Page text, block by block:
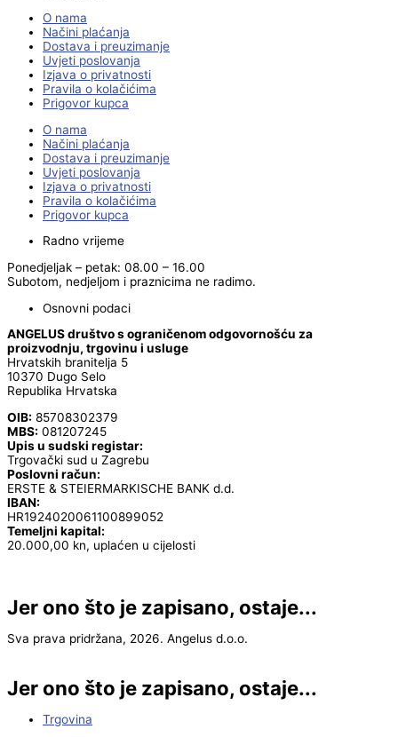
O nama
Načini plaćanja
Dostava i preuzimanje
Uvjeti poslovanja
Izjava o privatnosti
Pravila o kolačićima
Prigovor kupca
O nama
Načini plaćanja
Dostava i preuzimanje
Uvjeti poslovanja
Izjava o privatnosti
Pravila o kolačićima
Prigovor kupca
Radno vrijeme
Ponedjeljak – petak: 08.00 – 16.00
Subotom, nedjeljom i praznicima ne radimo.
Osnovni podaci
ANGELUS društvo s ograničenom odgovornošću za
proizvodnju, trgovinu i usluge
Hrvatskih branitelja 5
10370 Dugo Selo
Republika Hrvatska
OIB: 85708302379
MBS: 081207245
Upis u sudski registar:
Trgovački sud u Zagrebu
Poslovni račun:
ERSTE & STEIERMARKISCHE BANK d.d.
IBAN:
HR1924020061100899052
Temeljni kapital:
20.000,00 kn, uplaćen u cijelosti
Jer ono što je zapisano, ostaje...
Sva prava pridržana, 2026. Angelus d.o.o.
Jer ono što je zapisano, ostaje...
Trgovina